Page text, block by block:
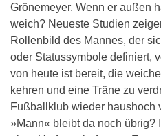
Grönemeyer. Wenn er außen
weich? Neueste Studien
Rollenbild des Mannes, der
oder Statussymbole definiert,
von heute ist bereit, die
kehren und eine Träne zu
Fußballklub wieder haushoch
»Mann« bleibt da noch übrig?